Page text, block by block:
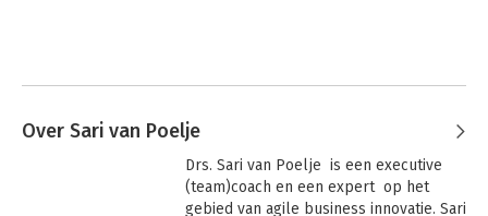
Over Sari van Poelje
Drs. Sari van Poelje  is een executive
(team)coach en een expert  op het
gebied van agile business innovatie. Sari